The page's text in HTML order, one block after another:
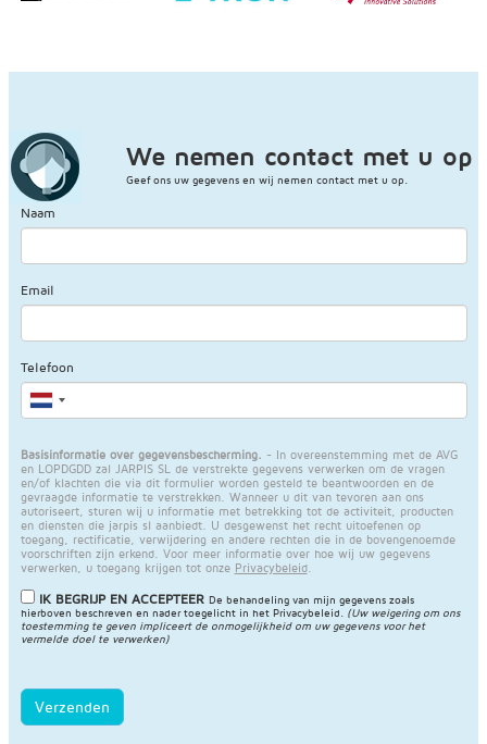
We nemen contact met u op
Geef ons uw gegevens en wij nemen contact met u op.
Naam
Email
Telefoon
Basisinformatie over gegevensbescherming. - In overeenstemming met de AVG
en LOPDGDD zal JARPIS SL de verstrekte gegevens verwerken om de vragen
en/of klachten die via dit formulier worden gesteld te beantwoorden en de
gevraagde informatie te verstrekken. Wanneer u dit van tevoren aan ons
autoriseert, sturen wij u informatie met betrekking tot de activiteit, producten
en diensten die jarpis sl aanbiedt. U desgewenst het recht uitoefenen op
toegang, rectificatie, verwijdering en andere rechten die in de bovengenoemde
voorschriften zijn erkend. Voor meer informatie over hoe wij uw gegevens
verwerken, u toegang krijgen tot onze Privacybeleid.
IK BEGRIJP EN ACCEPTEER De behandeling van mijn gegevens zoals
hierboven beschreven en nader toegelicht in het Privacybeleid
(Uw weigering om ons
toestemming te geven impliceert de onmogelijkheid om uw gegevens voor het
vermelde doel te verwerken)
Verzenden